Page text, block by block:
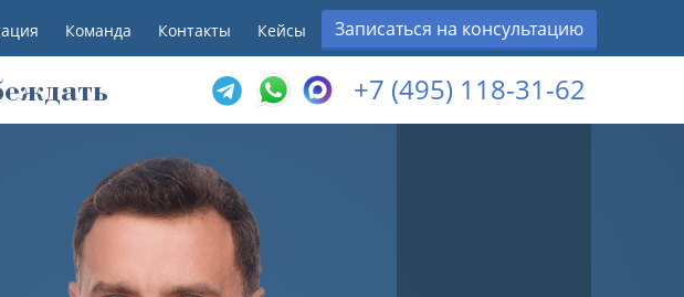
Команда Контакты Кейсы Записаться на консультацию
+7 (495) 118-31-62